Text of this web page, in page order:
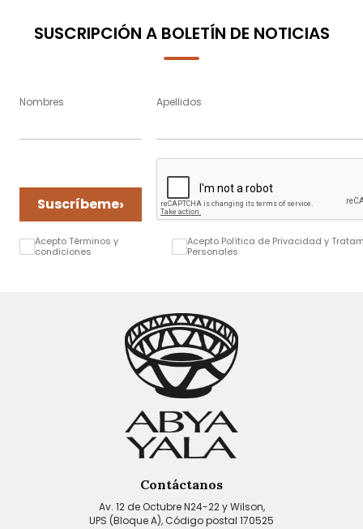
SUSCRIPCIÓN A BOLETÍN DE NOTICIAS
Nombres Apellidos
Suscríbeme›
Acepto Términos y
condiciones
Acepto Política de Privacidad y
Personales
Contáctanos
Av. 12 de Octubre N24-22 y Wilson,
UPS (Bloque A), Código postal 170525